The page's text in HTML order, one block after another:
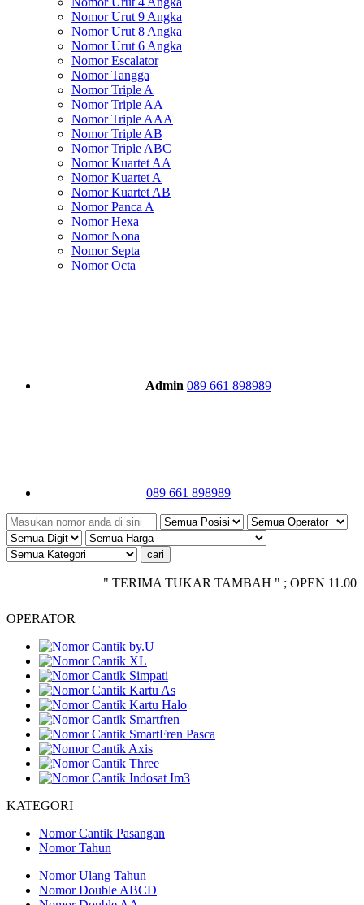
Nomor Urut 9 Angka
Nomor Urut 8 Angka
Nomor Urut 6 Angka
Nomor Escalator
Nomor Tangga
Nomor Triple A
Nomor Triple AA
Nomor Triple AAA
Nomor Triple AB
Nomor Triple ABC
Nomor Kuartet AA
Nomor Kuartet A
Nomor Kuartet AB
Nomor Panca A
Nomor Hexa
Nomor Nona
Nomor Septa
Nomor Octa
Admin 089 661 898989
089 661 898989
" TERIMA TUKAR TAMBAH " ; OPEN 11.00 -
OPERATOR
KATEGORI
Nomor Cantik Pasangan
Nomor Tahun
Nomor Ulang Tahun
Nomor Double ABCD